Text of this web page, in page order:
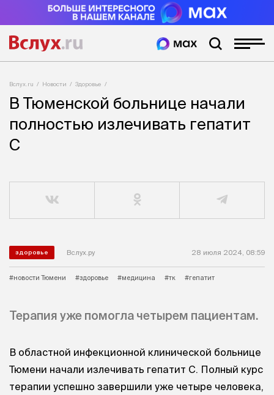
Вслух.ru Новости Здоровье
В Тюменской больнице начали
полностью излечивать гепатит
C
здоровье Вслух.ру 28 июля 2024, 08:59
#новости Тюмени #здоровье #медицина #тк #гепатит
Терапия уже помогла четырем пациентам.
В областной инфекционной клинической больнице
Тюмени начали излечивать гепатит С. Полный курс
терапии успешно завершили уже четыре человека,